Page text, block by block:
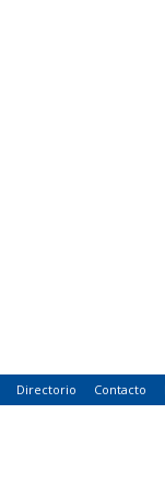
Directorio Contacto